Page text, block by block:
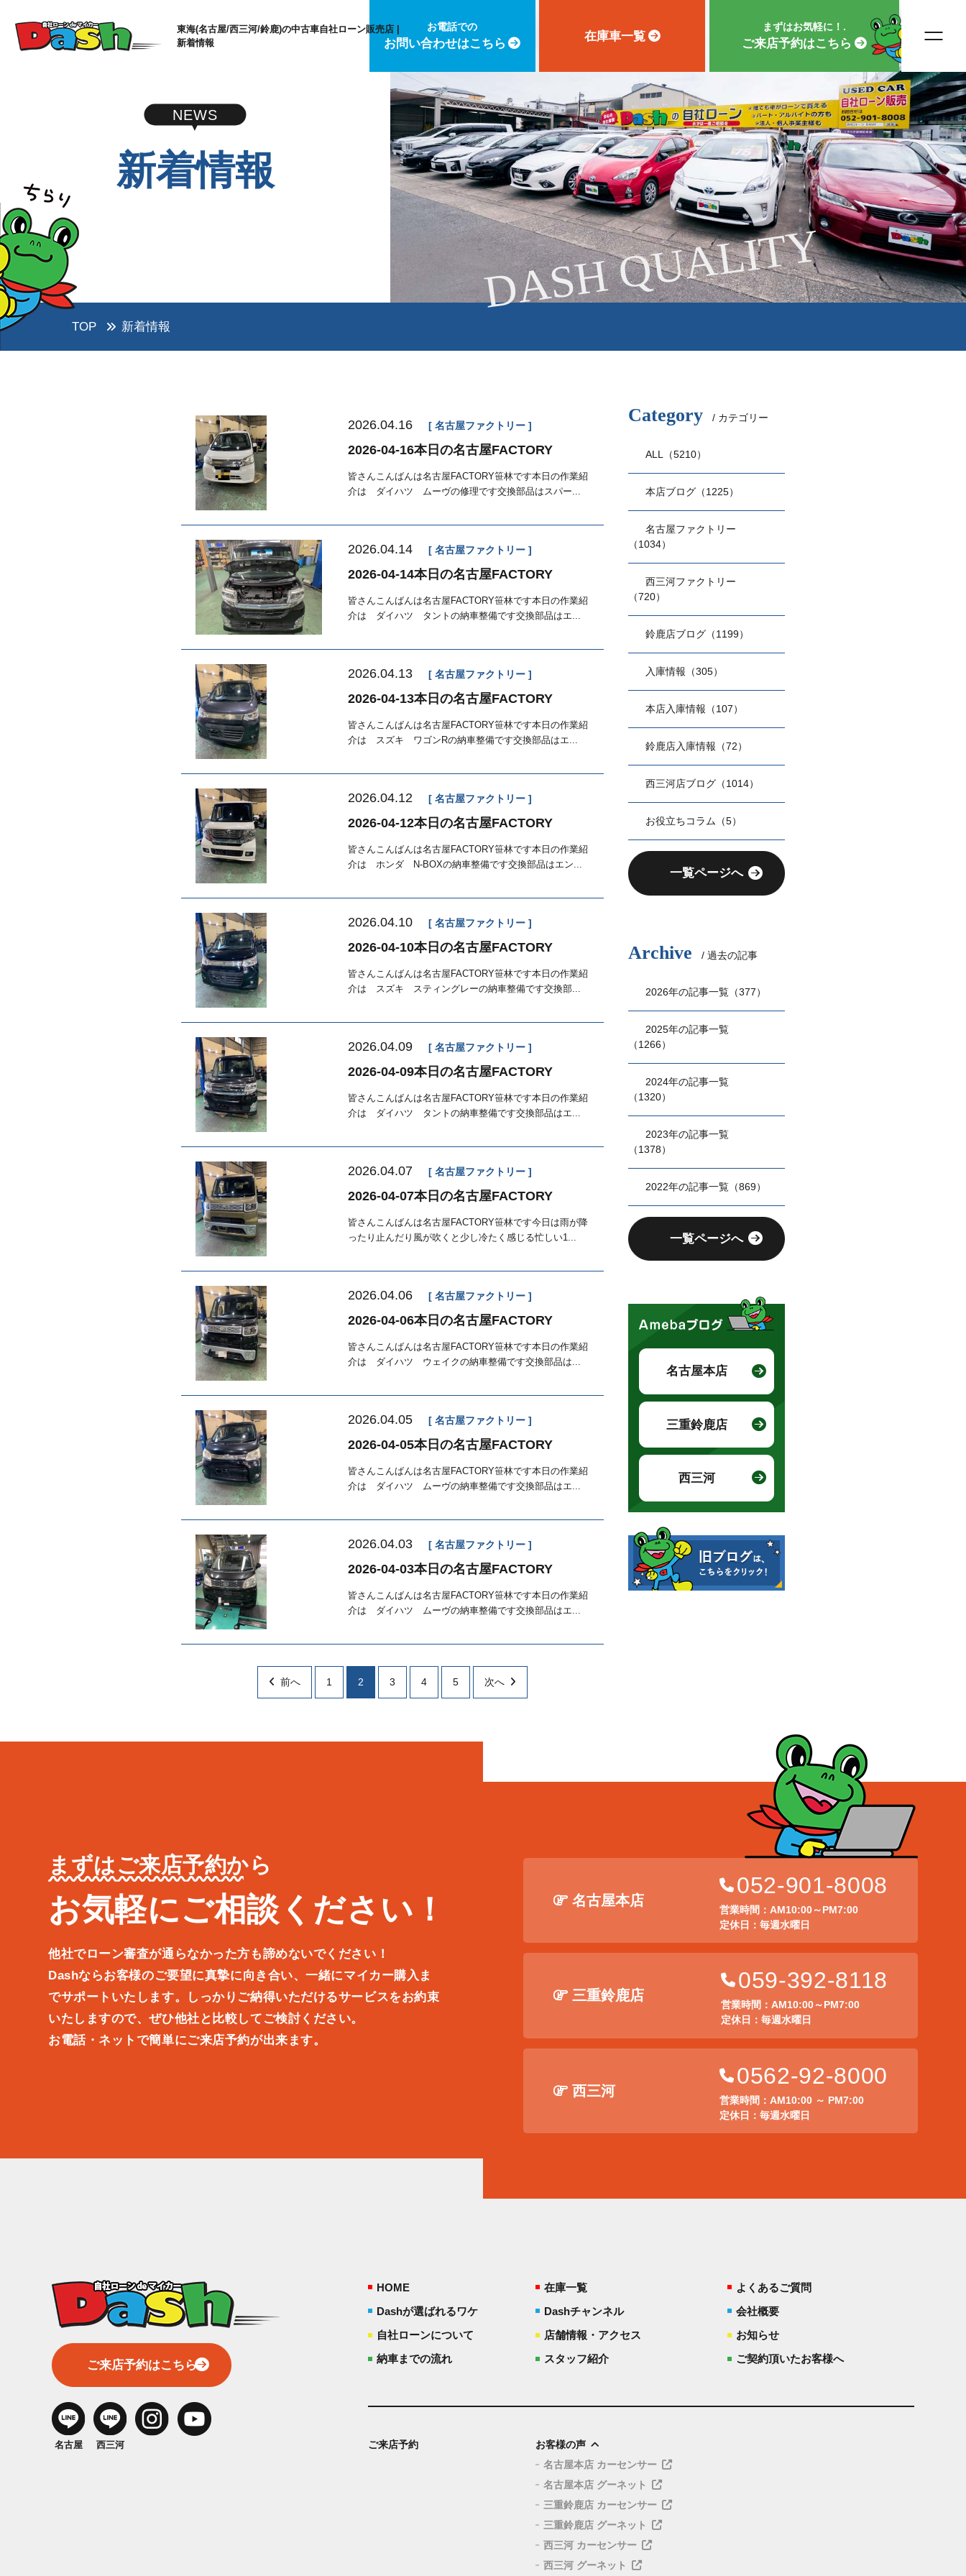
東海(名古屋/西三河/鈴鹿)の中古車自社ローン販売店 |
新着情報
お電話での
お問い合わせはこちら
在庫車一覧
まずはお気軽に！.
ご来店予約はこちら
DASH QUALITY
NEWS
新着情報
TOP 新着情報
2026.04.16 名古屋ファクトリー
2026-04-16本日の名古屋FACTORY
皆さんこんばんは名古屋FACTORY笹林です本日の作業紹
介は ダイハツ ムーヴの修理です交換部品はスパー...
2026.04.14 名古屋ファクトリー
2026-04-14本日の名古屋FACTORY
皆さんこんばんは名古屋FACTORY笹林です本日の作業紹
介は ダイハツ タントの納車整備です交換部品はエ...
2026.04.13 名古屋ファクトリー
2026-04-13本日の名古屋FACTORY
皆さんこんばんは名古屋FACTORY笹林です本日の作業紹
介は スズキ ワゴンRの納車整備です交換部品はエ...
2026.04.12 名古屋ファクトリー
2026-04-12本日の名古屋FACTORY
皆さんこんばんは名古屋FACTORY笹林です本日の作業紹
介は ホンダ N-BOXの納車整備です交換部品はエン...
2026.04.10 名古屋ファクトリー
2026-04-10本日の名古屋FACTORY
皆さんこんばんは名古屋FACTORY笹林です本日の作業紹
介は スズキ スティングレーの納車整備です交換部...
2026.04.09 名古屋ファクトリー
2026-04-09本日の名古屋FACTORY
皆さんこんばんは名古屋FACTORY笹林です本日の作業紹
介は ダイハツ タントの納車整備です交換部品はエ...
2026.04.07 名古屋ファクトリー
2026-04-07本日の名古屋FACTORY
皆さんこんばんは名古屋FACTORY笹林です今日は雨が降
ったり止んだり風が吹くと少し冷たく感じる忙しい1...
2026.04.06 名古屋ファクトリー
2026-04-06本日の名古屋FACTORY
皆さんこんばんは名古屋FACTORY笹林です本日の作業紹
介は ダイハツ ウェイクの納車整備です交換部品は...
2026.04.05 名古屋ファクトリー
2026-04-05本日の名古屋FACTORY
皆さんこんばんは名古屋FACTORY笹林です本日の作業紹
介は ダイハツ ムーヴの納車整備です交換部品はエ...
2026.04.03 名古屋ファクトリー
2026-04-03本日の名古屋FACTORY
皆さんこんばんは名古屋FACTORY笹林です本日の作業紹
介は ダイハツ ムーヴの納車整備です交換部品はエ...
前へ 1 2 3 4 5 次へ
Category / カテゴリー
ALL（5210）
本店ブログ（1225）
名古屋ファクトリー
（1034）
西三河ファクトリー
（720）
鈴鹿店ブログ（1199）
入庫情報（305）
本店入庫情報（107）
鈴鹿店入庫情報（72）
西三河店ブログ（1014）
お役立ちコラム（5）
一覧ページへ
Archive / 過去の記事
2026年の記事一覧（377）
2025年の記事一覧
（1266）
2024年の記事一覧
（1320）
2023年の記事一覧
（1378）
2022年の記事一覧（869）
一覧ページへ
名古屋本店
三重鈴鹿店
西三河
まずはご来店予約から
お気軽にご相談ください！
他社でローン審査が通らなかった方も諦めないでください！
Dashならお客様のご要望に真摯に向き合い、一緒にマイカー購入ま
でサポートいたします。しっかりご納得いただけるサービスをお約束
いたしますので、ぜひ他社と比較してご検討ください。
お電話・ネットで簡単にご来店予約が出来ます。
名古屋本店
052-901-8008
営業時間：AM10:00～PM7:00
定休日：毎週水曜日
三重鈴鹿店
059-392-8118
営業時間：AM10:00～PM7:00
定休日：毎週水曜日
西三河
0562-92-8000
営業時間：AM10:00 ～ PM7:00
定休日：毎週水曜日
ご来店予約はこちら
名古屋 西三河
HOME
Dashが選ばれるワケ
自社ローンについて
納車までの流れ
在庫一覧
Dashチャンネル
店舗情報・アクセス
スタッフ紹介
よくあるご質問
会社概要
お知らせ
ご契約頂いたお客様へ
ご来店予約
お客様の声
名古屋本店 カーセンサー
名古屋本店 グーネット
三重鈴鹿店 カーセンサー
三重鈴鹿店 グーネット
西三河 カーセンサー
西三河 グーネット